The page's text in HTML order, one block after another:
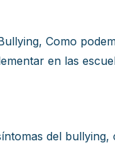
Como
en las
del